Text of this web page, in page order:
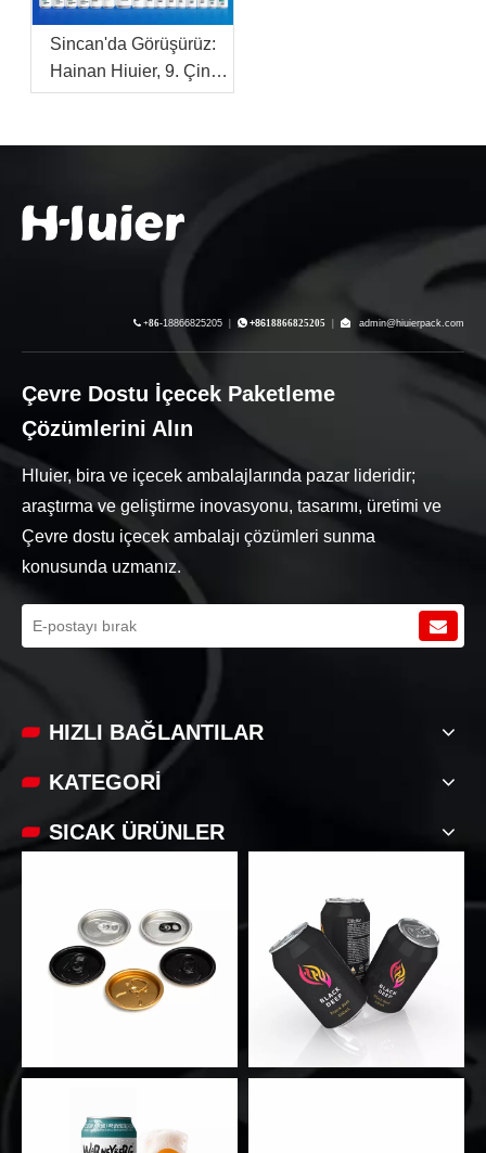
Sincan'da Görüşürüz:
Hainan Hiuier, 9. Çin-
Avrasya Fuarı'nda
 +86-18866825205  +8618866825205  admin@hiuierpack.com
Çevre Dostu İçecek Paketleme
Çözümlerini Alın
Hluier, bira ve içecek ambalajlarında pazar lideridir;
araştırma ve geliştirme inovasyonu, tasarımı, üretimi ve
Çevre dostu içecek ambalajı çözümleri sunma
konusunda uzmanız.
HIZLI BAĞLANTILAR
KATEGORİ
SICAK ÜRÜNLER